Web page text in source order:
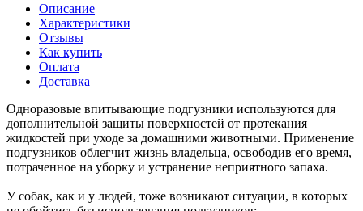
Описание
Характеристики
Отзывы
Как купить
Оплата
Доставка
Одноразовые впитывающие подгузники используются для
дополнительной защиты поверхностей от протекания
жидкостей при уходе за домашними животными. Применение
подгузников облегчит жизнь владельца, освободив его время,
потраченное на уборку и устранение неприятного запаха.
У собак, как и у людей, тоже возникают ситуации, в которых